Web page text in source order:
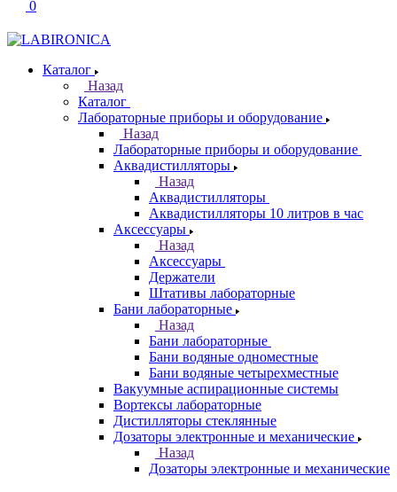
0
Каталог
Назад
Каталог
Лабораторные приборы и оборудование
Назад
Лабораторные приборы и оборудование
Аквадистилляторы
Назад
Аквадистилляторы
Аквадистилляторы 10 литров в час
Аксессуары
Назад
Аксессуары
Держатели
Штативы лабораторные
Бани лабораторные
Назад
Бани лабораторные
Бани водяные одноместные
Бани водяные четырехместные
Вакуумные аспирационные системы
Вортексы лабораторные
Дистилляторы стеклянные
Дозаторы электронные и механические
Назад
Дозаторы электронные и механические